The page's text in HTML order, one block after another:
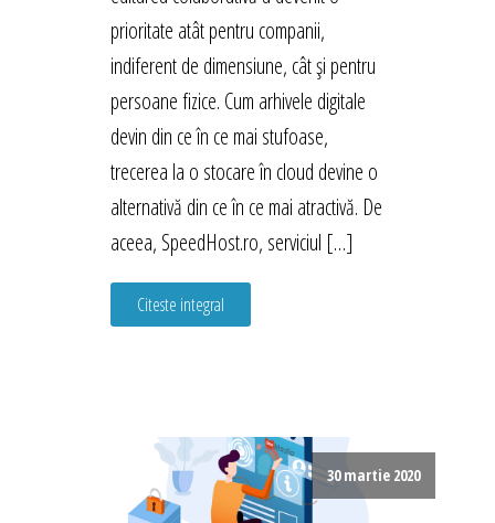
prioritate atât pentru companii,
indiferent de dimensiune, cât și pentru
persoane fizice. Cum arhivele digitale
devin din ce în ce mai stufoase,
trecerea la o stocare în cloud devine o
alternativă din ce în ce mai atractivă. De
aceea, SpeedHost.ro, serviciul […]
Citeste integral
30 martie 2020